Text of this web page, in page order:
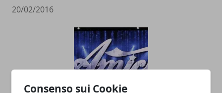
Consenso sui Cookie
20/02/2016